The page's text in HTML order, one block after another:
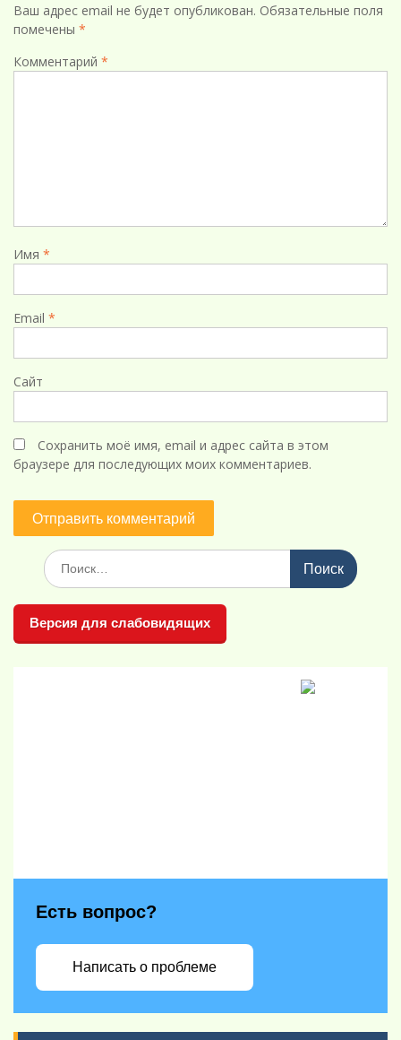
Ваш адрес email не будет опубликован. Обязательные поля
помечены *
Комментарий *
Имя *
Email *
Сайт
Сохранить моё имя, email и адрес сайта в этом
браузере для последующих моих комментариев.
Поиск
по:
Версия для слабовидящих
Есть вопрос?
Написать о проблеме